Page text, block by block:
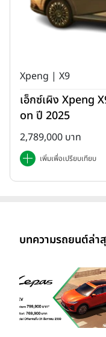
และรุ่นหลักของ Land
เป็นการนำกลับไปสู่
การเป็นรถที่เรียบง่า
คุณค่าใหม่ของอิสรภาพแล
ประสบการณ์ที่ผู้ขับขี่
ตนเอง ขณะเดียวกัน ก็ยังค
สมรรถนะการขับขี่แบบอ
ทั้งหมดนี้เกิดจากความปร
Cruiser มากยิ่งขึ้น อันเป็
ของ Land Cruiser 250
Xpeng | X9
เอ็กซ์เผิง Xpeng
on ปี 2025
2,789,000 บาท
เพิ่มเพื่อเปรียบเทียบ
บทความรถยนต์ล่า